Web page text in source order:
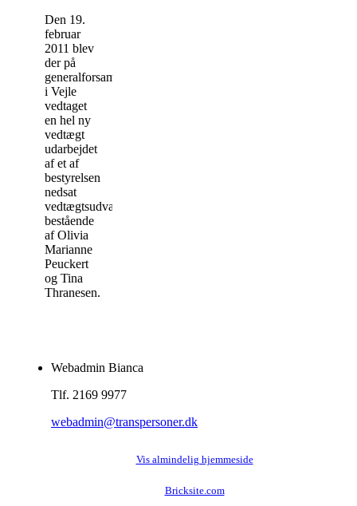
Den 19.
februar
2011 blev
der på
generalforsamlingen
i Vejle
vedtaget
en hel ny
vedtægt
udarbejdet
af et af
bestyrelsen
nedsat
vedtægtsudvalg
bestående
af Olivia
Marianne
Peuckert
og Tina
Thranesen.
Webadmin Bianca
Tlf. 2169 9977
webadmin@transpersoner.dk
Vis almindelig hjemmeside
Bricksite.com